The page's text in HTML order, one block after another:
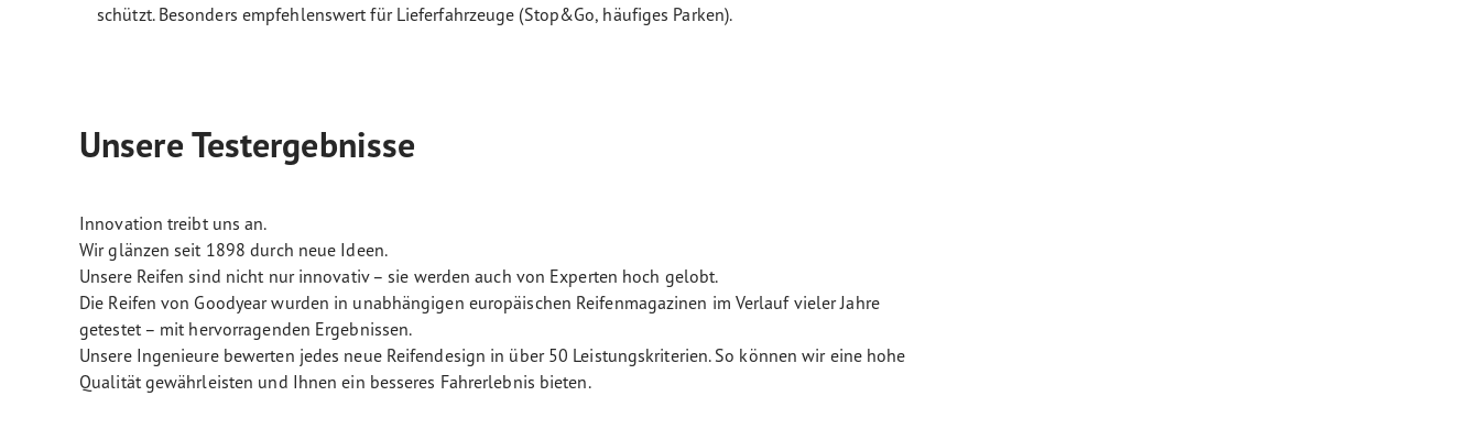
schützt. Besonders empfehlenswert für Lieferfahrzeuge (Stop&Go, häufiges Parken).
Unsere Testergebnisse
Innovation treibt uns an.
Wir glänzen seit 1898 durch neue Ideen.
Unsere Reifen sind nicht nur innovativ – sie werden auch von Experten hoch gelobt.
Die Reifen von Goodyear wurden in unabhängigen europäischen Reifenmagazinen im Verlauf vieler Jahre
getestet – mit hervorragenden Ergebnissen.
Unsere Ingenieure bewerten jedes neue Reifendesign in über 50 Leistungskriterien. So können wir eine hohe
Qualität gewährleisten und Ihnen ein besseres Fahrerlebnis bieten.